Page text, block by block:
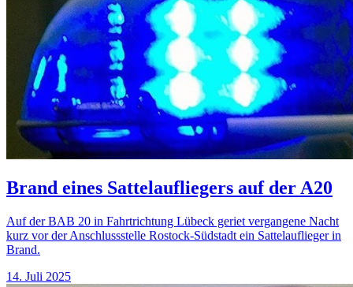
Brand eines Sattelaufliegers auf der A20
Auf der BAB 20 in Fahrtrichtung Lübeck geriet vergangene Nacht
kurz vor der Anschlussstelle Rostock-Südstadt ein Sattelauflieger in
Brand.
14. Juli 2025